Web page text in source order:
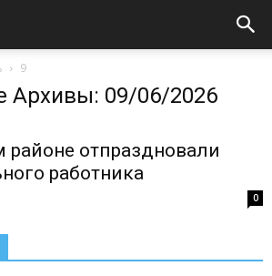
9
Архивы: 09/06/2026
отпраздновали
работника
0